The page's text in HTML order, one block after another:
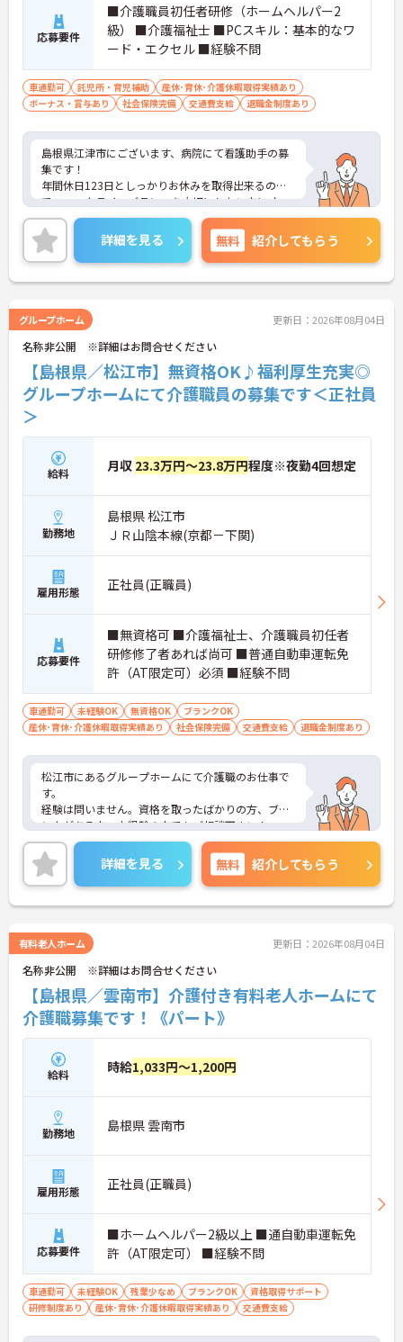
応募要件
■介護職員初任者研修（ホームヘルパー2
級） ■介護福祉士 ■PCスキル：基本的なワ
ード・エクセル ■経験不問
車通勤可 託児所・育児補助
産休･育休･介護休暇取得実績あり
ボーナス・賞与あり
社会保険完備 交通費支給 退職金制度あり
島根県江津市にございます、病院にて看護助手の募
集です！
年間休日123日としっかりお休みを取得出来るの
で、ワークライフバランスを大切にしたい方にオス
スメです★
育児休暇制度や利用可能な託児所があり、お子様の
いらっしゃる方でも安心して働けます◎
ご興味のある方は、マイナビ介護職までお問い合わ
せください。
詳細を見る 無料 紹介してもらう
グループホーム 更新日：2026年08月04日
名称非公開 ※詳細はお問合せください
【島根県／松江市】無資格OK♪福利厚生充実◎
グループホームにて介護職員の募集です＜正社員
＞
給料 月収 23.3万円～23.8万円程度※夜勤4回想定
勤務地
島根県 松江市
ＪＲ山陰本線(京都－下関)
雇用形態 正社員(正職員)
応募要件
■無資格可 ■介護福祉士、介護職員初任者
研修修了者あれば尚可 ■普通自動車運転免
許（AT限定可）必須 ■経験不問
車通勤可 未経験OK 無資格OK
ブランクOK
産休･育休･介護休暇取得実績あり
社会保険完備 交通費支給 退職金制度あり
松江市にあるグループホームにて介護職のお仕事で
す。
経験は問いません。資格を取ったばかりの方、ブラ
ンクがある方、未経験の方でもご相談下さい！
また、残業はございません。オフの時間を満喫出来
て、家事やプライベートとの両立がしやすい職場で
す♪
ご興味がある方は是非一度マイナビまでお問い合わ
せください。さらに詳細などお伝えします！
詳細を見る 無料 紹介してもらう
有料老人ホーム 更新日：2026年08月04日
名称非公開 ※詳細はお問合せください
【島根県／雲南市】介護付き有料老人ホームにて
介護職募集です！《パート》
給料 時給1,033円～1,200円
勤務地 島根県 雲南市
雇用形態 正社員(正職員)
応募要件
■ホームヘルパー2級以上 ■通自動車運転免
許（AT限定可） ■経験不問
車通勤可 未経験OK 残業少なめ ブランクOK
資格取得サポート
研修制度あり
産休･育休･介護休暇取得実績あり 交通費支給